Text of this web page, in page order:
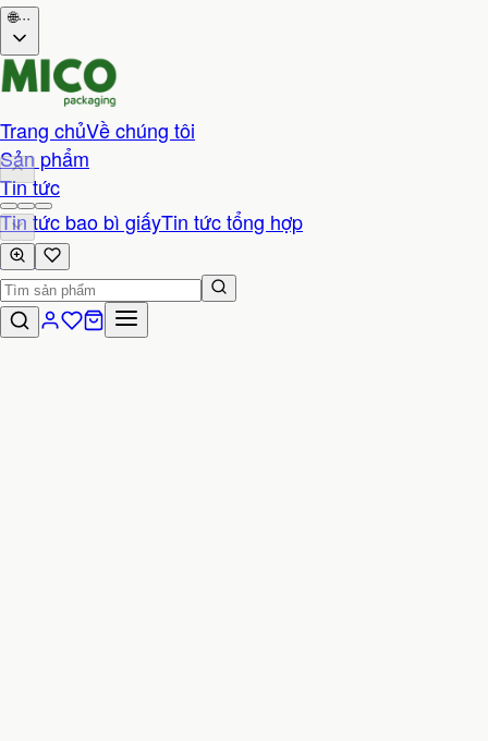
🌐···
Trang chủVề chúng tôi
Sản phẩm
Tin tức
Tin tức bao bì giấyTin tức tổng hợp
Liên hệ